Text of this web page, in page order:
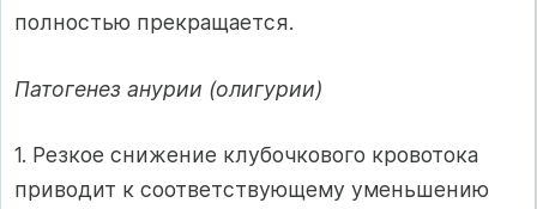
полностью прекращается.
Патогенез анурии (олигурии)
1. Резкое снижение клубочкового кровотока
приводит к соот­ветствующему уменьшению